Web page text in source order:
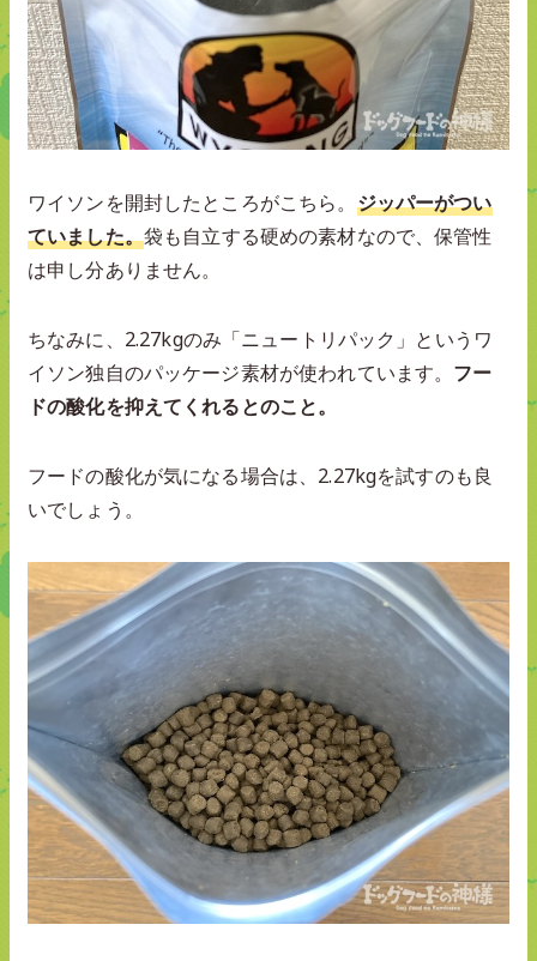
ワイソンを開封したところがこちら。 ジッパーがつい
ていました。袋も自立する硬めの素材なので、保管性
は申し分ありません。
ちなみに、2.27kgのみ「ニュートリパック」というワ
イソン独自のパッケージ素材が使われています。 フー
ドの酸化を抑えてくれるとのこと。
フードの酸化が気になる場合は、2.27kgを試すのも良
いでしょう。